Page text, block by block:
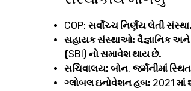
COP: સર્વોચ્ચ નિર્ણય લેતી સંસ્થા.
સહાયક સંસ્થાઓ: વૈજ્ઞાનિક અને
(SBI) નો સમાવેશ થાય છે.
સચિવાલય: બોન, જર્મનીમાં સ્થિત
ગ્લોબલ ઇનોવેશન હબ: 2021 માં